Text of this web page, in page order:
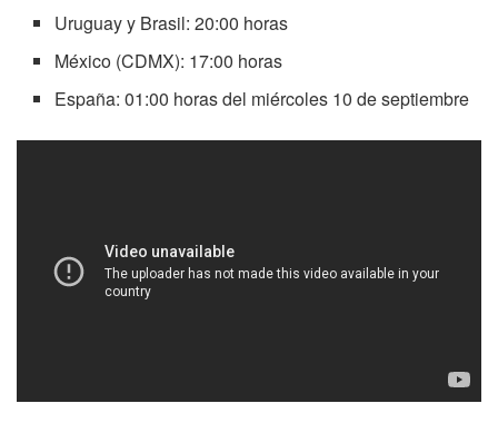
Uruguay y Brasil: 20:00 horas
México (CDMX): 17:00 horas
España: 01:00 horas del miércoles 10 de septiembre